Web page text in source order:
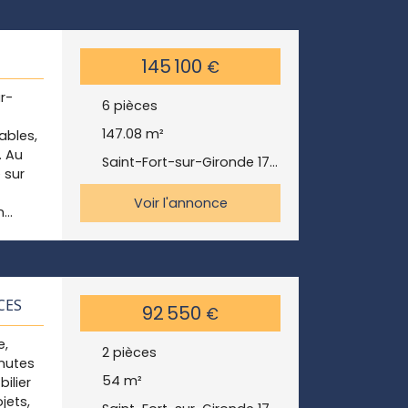
Au
sur
du
145 100 €
6 pièces
147.08 m²
Saint-Fort-sur-Gironde 17240
Voir l'annonce
92 550 €
2 pièces
54 m²